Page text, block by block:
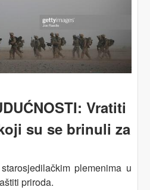
Vratiti
su se brinuli za
plemenima u
priroda.